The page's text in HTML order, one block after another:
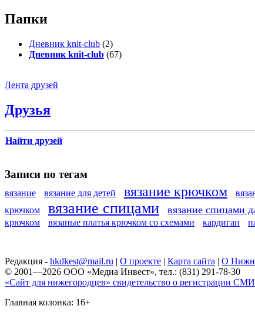
Папки
Дневник knit-club (2)
Дневник knit-club (67)
Лента друзей
Друзья
Найти друзей
Записи по тегам
вязание вязание для детей вязание крючком
крючком
вязание спицами вязание спицами
крючком
вязаные платья крючком со схемами кардиган
Редакция - hkdkest@mail.ru | О проекте | Карта сайта | О
© 2001—2026 ООО «Медиа Инвест», тел.: (831) 291-78-30
«Сайт для нижегородцев» свидетельство о регистрации
Главная колонка: 16+